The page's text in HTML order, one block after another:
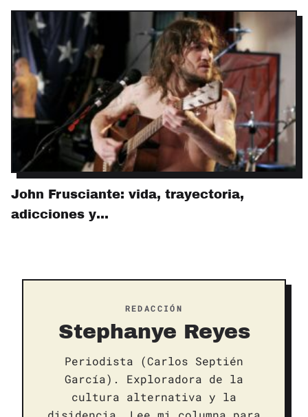
John Frusciante: vida, trayectoria,
adicciones y…
REDACCIÓN
Stephanye Reyes
Periodista (Carlos Septién
García). Exploradora de la
cultura alternativa y la